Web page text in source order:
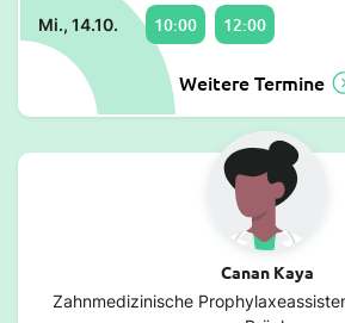
Mi., 14.10. 10:00 12:00
Weitere Termine
Canan Kaya
Zahnmedizinische